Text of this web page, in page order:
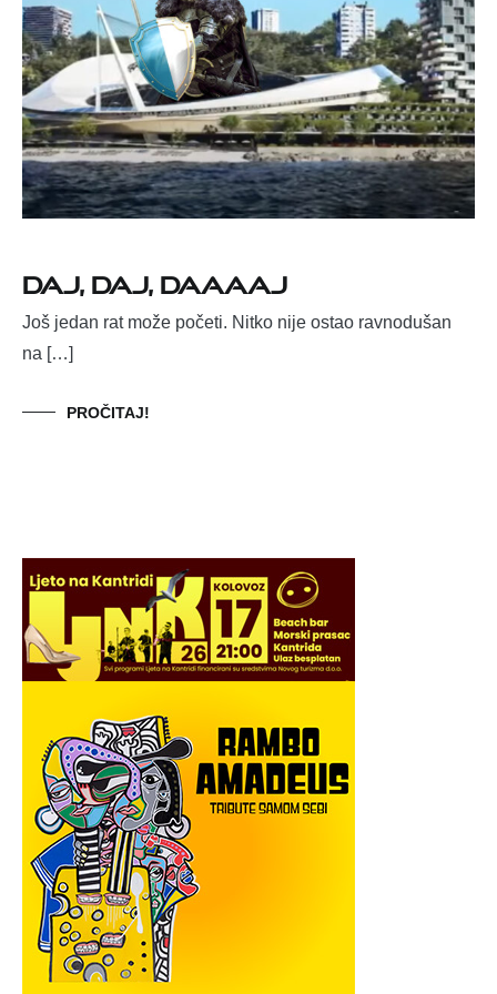
Daj, daj, daaaaj
Još jedan rat može početi. Nitko nije ostao ravnodušan
na […]
PROČITAJ!